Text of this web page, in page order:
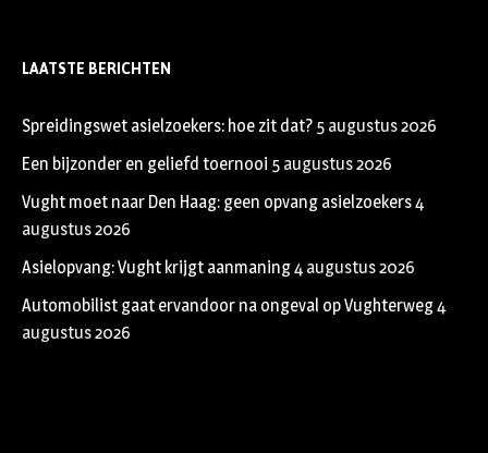
LAATSTE BERICHTEN
Spreidingswet asielzoekers: hoe zit dat? 5 augustus 2026
Een bijzonder en geliefd toernooi 5 augustus 2026
Vught moet naar Den Haag: geen opvang asielzoekers4
augustus 2026
Asielopvang: Vught krijgt aanmaning4 augustus 2026
Automobilist gaat ervandoor na ongeval op Vughterweg4
augustus 2026